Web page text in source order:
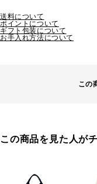
送料について
ポイントについて
ギフト包装について
お手入れ方法について
この
この商品を見た人が